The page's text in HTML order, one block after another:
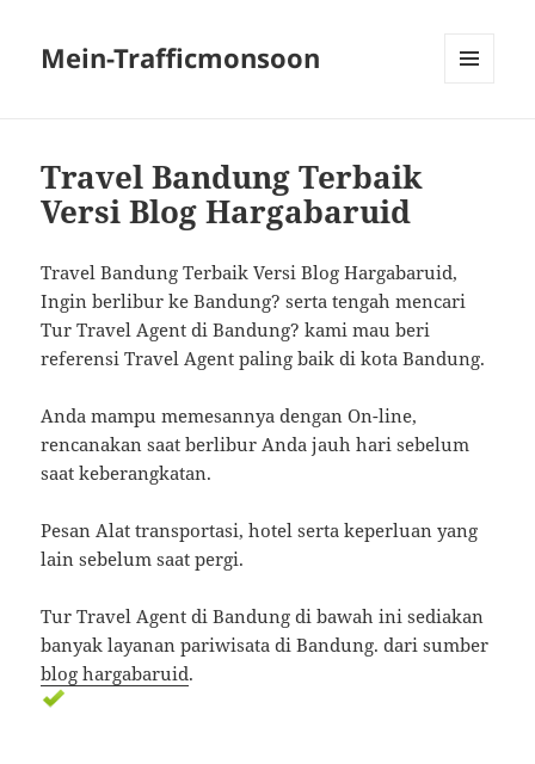
Mein-Trafficmonsoon
Travel Bandung Terbaik
Versi Blog Hargabaruid
Travel Bandung Terbaik Versi Blog Hargabaruid,
Ingin berlibur ke Bandung? serta tengah mencari
Tur Travel Agent di Bandung? kami mau beri
referensi Travel Agent paling baik di kota Bandung.
Anda mampu memesannya dengan On-line,
rencanakan saat berlibur Anda jauh hari sebelum
saat keberangkatan.
Pesan Alat transportasi, hotel serta keperluan yang
lain sebelum saat pergi.
Tur Travel Agent di Bandung di bawah ini sediakan
banyak layanan pariwisata di Bandung. dari sumber
blog hargabaruid.